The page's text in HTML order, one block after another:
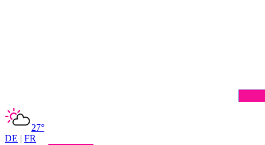
27°
DE | FR